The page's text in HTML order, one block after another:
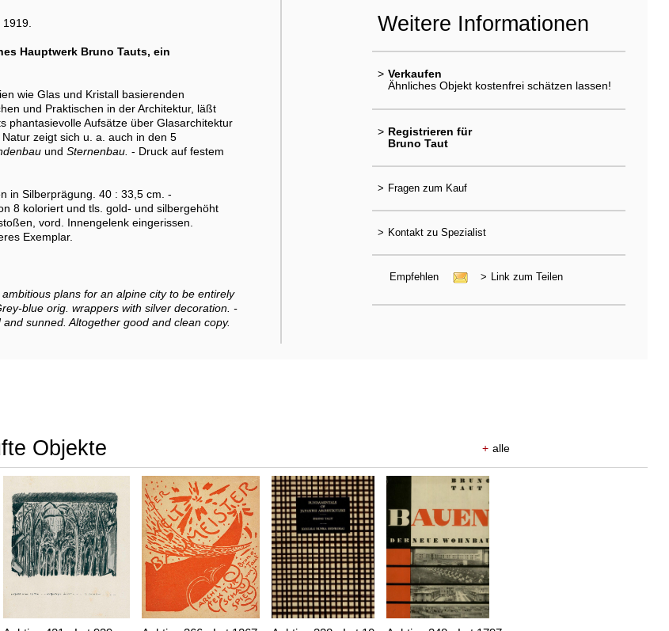
Hauptwerk Bruno Tauts, ein
wie Glas und Kristall basierenden
und Praktischen in der Architektur, läßt
phantasievolle Aufsätze über Glasarchitektur
zeigt sich u. a. auch in den 5
und Sternenbau. - Druck auf festem
in Silberprägung. 40 : 33,5 cm. -
8 koloriert und tls. gold- und silbergehöht
vord. Innengelenk eingerissen.
Exemplar.
plans for an alpine city to be entirely
blue orig. wrappers with silver decoration. -
sunned. Altogether good and clean copy.
Weitere Informationen
> Verkaufen
Ähnliches Objekt kostenfrei schätzen lassen!
> Registrieren für
Bruno Taut
> Fragen zum Kauf
> Kontakt zu Spezialist
Empfehlen > Link zum Teilen
Objekte + alle